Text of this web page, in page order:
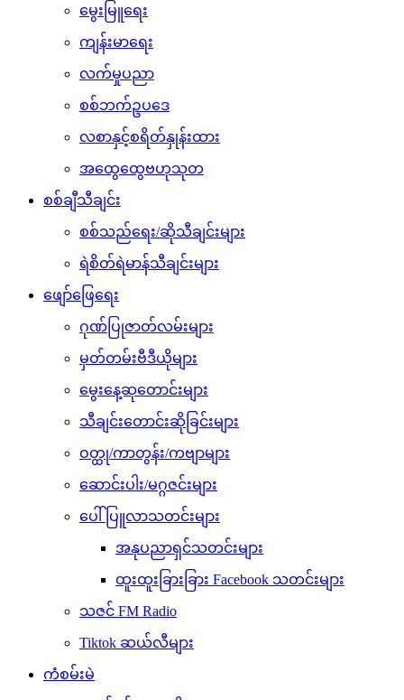
မွေးမြူရေး
ကျန်းမာရေး
လက်မှုပညာ
စစ်ဘက်ဥပဒေ
လစာနှင့်စရိတ်နှုန်းထား
အထွေထွေဗဟုသုတ
စစ်ချီသီချင်း
စစ်သည်ရေး/ဆိုသီချင်းများ
ရဲစိတ်ရဲမာန်သီချင်းများ
ဖျော်ဖြေရေး
ဂုဏ်ပြုဇာတ်လမ်းများ
မှတ်တမ်းဗီဒီယိုများ
မွေးနေ့ဆုတောင်းများ
သီချင်းတောင်းဆိုခြင်းများ
ဝတ္ထု/ကာတွန်း/ကဗျာများ
ဆောင်းပါး/မဂ္ဂဇင်းများ
ပေါ်ပြူလာသတင်းများ
အနုပညာရှင်သတင်းများ
ထူးထူးခြားခြား Facebook သတင်းများ
သဇင် FM Radio
Tiktok ဆယ်လီများ
ကံစမ်းမဲ